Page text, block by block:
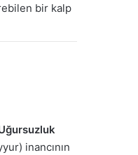
bir kalp
inancının